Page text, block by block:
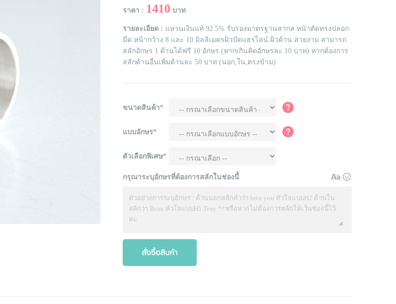
ราคา : 1410 บาท
รายละเอียด : แหวนเงินแท้ 92.5% รับรองมาตรฐานสากล หน้าตัดทรงปลอก
มีด หน้ากว้าง 8 และ 10 มิลลิเมตรผิวปัดแฮรไลน์ ผิวด้าน สวยงาม สามารถ
สลักอักษร 1 ด้านได้ฟรี 10 อักษร (หากเกินคิดอักษรละ 10 บาท) หากต้องการ
สลักด้านอื่นเพิ่มด้านละ 50 บาท (นอก,ใน,ตรงข้าม)
ขนาดสินค้า*
แบบอักษร*
ตัวเลือกพิเศษ*
กรุณาระบุอักษรที่ต้องการสลักในช่องนี้